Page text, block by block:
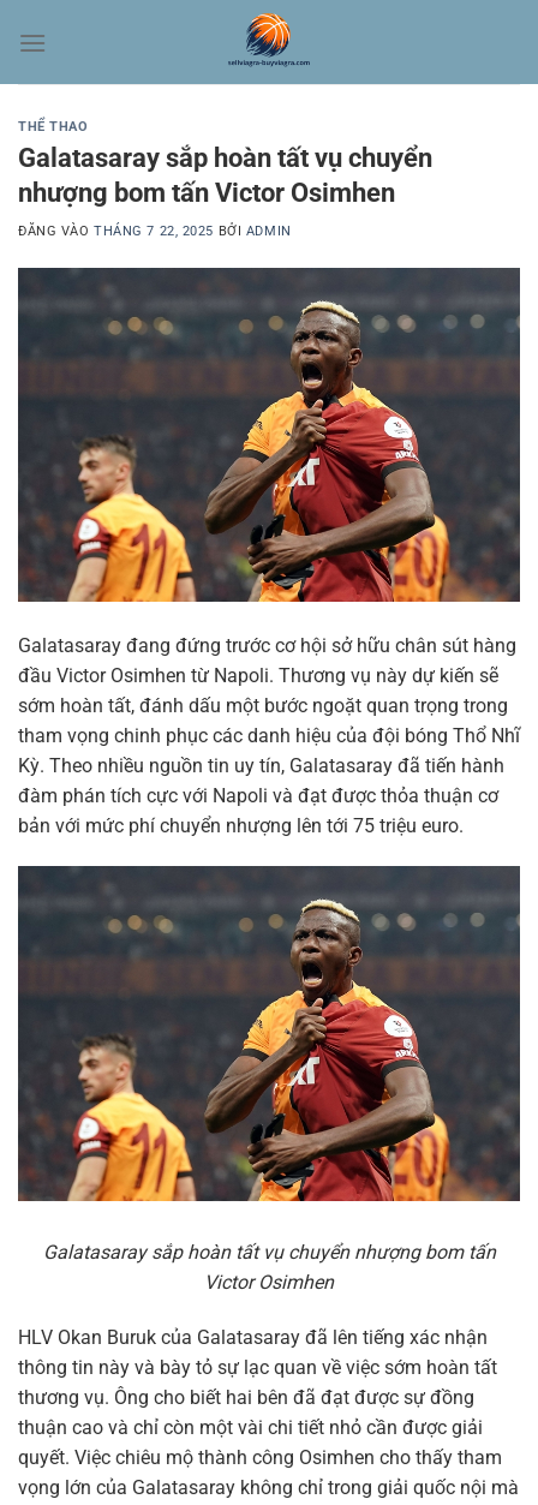
qua
THỂ THAO
Galatasaray sắp hoàn tất vụ chuyển
nhượng bom tấn Victor Osimhen
ĐĂNG VÀOTHÁNG 7 22, 2025 BỞI ADMIN
Galatasaray đang đứng trước cơ hội sở hữu chân sút hàng
đầu Victor Osimhen từ Napoli. Thương vụ này dự kiến sẽ
sớm hoàn tất, đánh dấu một bước ngoặt quan trọng trong
tham vọng chinh phục các danh hiệu của đội bóng Thổ Nhĩ
Kỳ. Theo nhiều nguồn tin uy tín, Galatasaray đã tiến hành
đàm phán tích cực với Napoli và đạt được thỏa thuận cơ
bản với mức phí chuyển nhượng lên tới 75 triệu euro.
Galatasaray sắp hoàn tất vụ chuyển nhượng bom tấn
Victor Osimhen
HLV Okan Buruk của Galatasaray đã lên tiếng xác nhận
thông tin này và bày tỏ sự lạc quan về việc sớm hoàn tất
thương vụ. Ông cho biết hai bên đã đạt được sự đồng
thuận cao và chỉ còn một vài chi tiết nhỏ cần được giải
quyết. Việc chiêu mộ thành công Osimhen cho thấy tham
vọng lớn của Galatasaray không chỉ trong giải quốc nội mà